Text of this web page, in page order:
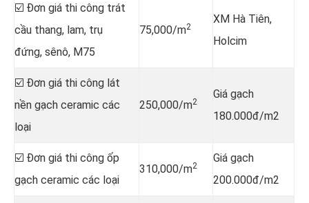
☑️ Đơn giá thi công trát
cầu thang, lam, trụ
đứng, sênô, M75
75,000/m2
XM Hà Tiên,
Holcim
☑️ Đơn giá thi công lát
nền gạch ceramic các
loại
250,000/m2
Giá gạch
180.000đ/m2
☑️ Đơn giá thi công ốp
gạch ceramic các loại
310,000/m2
Giá gạch
200.000đ/m2